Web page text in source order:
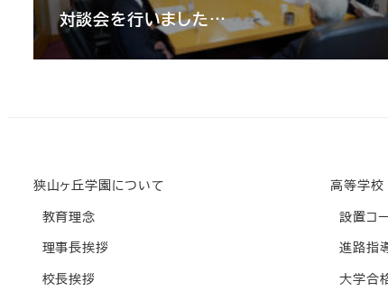
対談会を行いました…
狭山ヶ丘学園について
教育理念
理事長挨拶
校長挨拶
高等学校
設置コ
進路指
大学合